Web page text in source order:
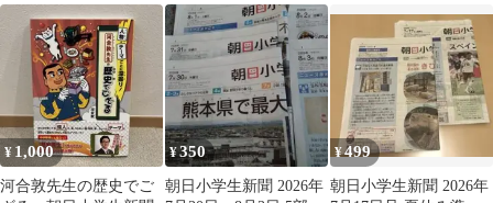
冊 活用ノート１冊
３冊セット
ト
誌 中受 自宅学習
¥ 1,000
河合敦先生の歴史でご
¥350
朝日小学生新聞 2026年
¥499
朝日小学生新聞 2026年